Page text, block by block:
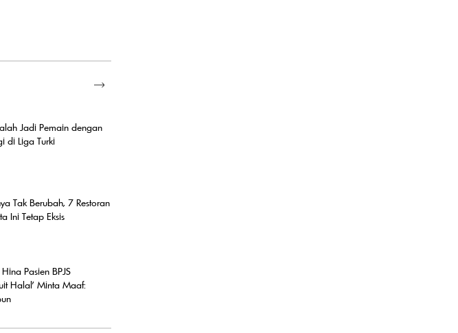
Jadi Pemain dengan
di Liga Turki
Tak Berubah, 7 Restoran
Ini Tetap Eksis
Pasien BPJS
Halal' Minta Maaf: